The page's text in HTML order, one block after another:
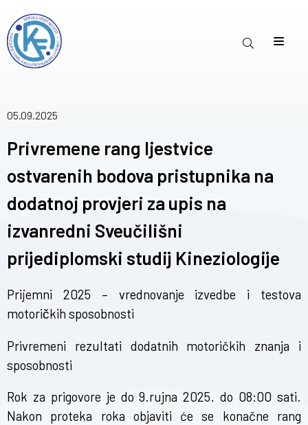
05.09.2025
Privremene rang ljestvice
ostvarenih bodova pristupnika na
dodatnoj provjeri za upis na
izvanredni Sveučilišni
prijediplomski studij Kineziologije
Prijemni 2025 – vrednovanje izvedbe i testova
motoričkih sposobnosti
Privremeni rezultati dodatnih motoričkih znanja i
sposobnosti
Rok za prigovore je do 9.rujna 2025. do 08:00 sati.
Nakon proteka roka objaviti će se konačne rang